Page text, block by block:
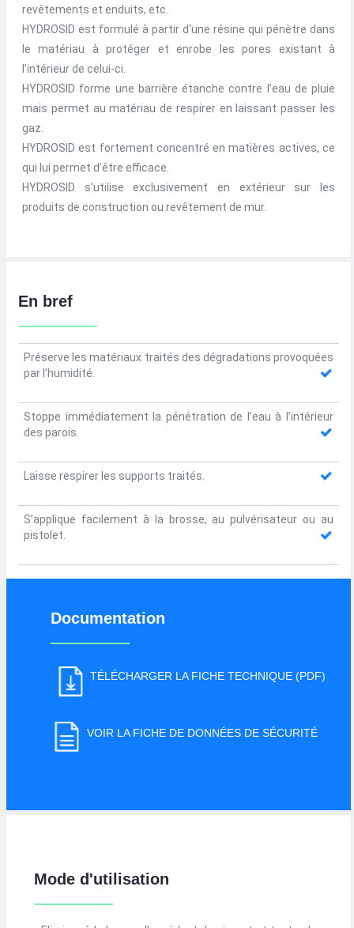
revêtements et enduits, etc.
HYDROSID est formulé à partir d‘une résine qui pénètre dans
le matériau à protéger et enrobe les pores existant à
l’intérieur de celui-ci.
HYDROSID forme une barrière étanche contre l’eau de pluie
mais permet au matériau de respirer en laissant passer les
gaz.
HYDROSID est fortement concentré en matières actives, ce
qui lui permet d’être efficace.
HYDROSID s'utilise exclusivement en extérieur sur les
produits de construction ou revêtement de mur.
En bref
Préserve les matériaux traités des dégradations provoquées
par l’humidité.
Stoppe immédiatement la pénétration de l’eau à l’intérieur
des parois.
Laisse respirer les supports traités.
S’applique facilement à la brosse, au pulvérisateur ou au
pistolet.
Documentation
TÉLÉCHARGER LA FICHE TECHNIQUE (PDF)
VOIR LA FICHE DE DONNÉES DE SÉCURITÉ
Mode d'utilisation